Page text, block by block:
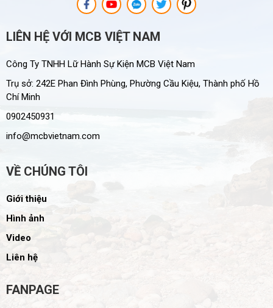
LIÊN HỆ VỚI MCB VIỆT NAM
Công Ty TNHH Lữ Hành Sự Kiện MCB Việt Nam
Trụ sở: 242E Phan Đình Phùng, Phường Cầu Kiệu, Thành phố Hồ
Chí Minh
0902450931
info@mcbvietnam.com
VỀ CHÚNG TÔI
Giới thiệu
Hình ảnh
Video
Liên hệ
FANPAGE